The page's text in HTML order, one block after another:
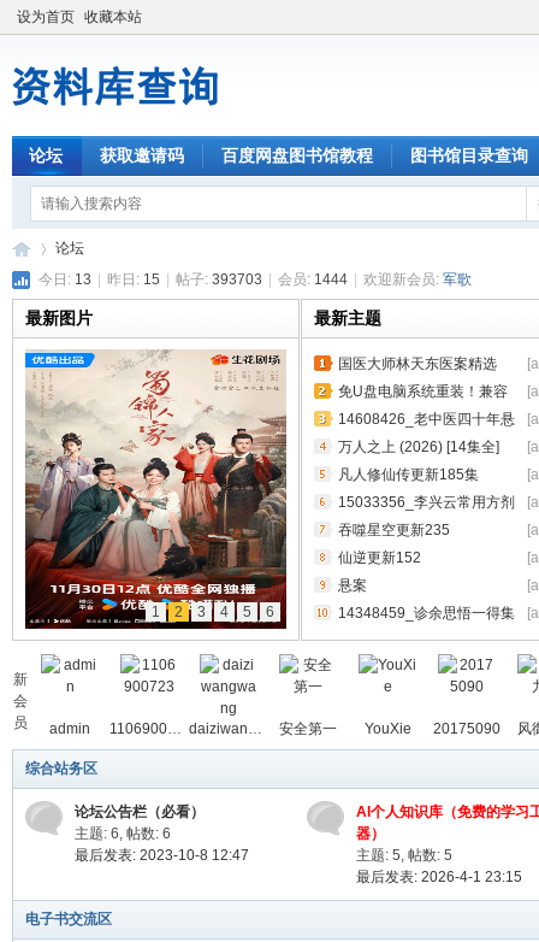
设为首页 收藏本站
论坛 获取邀请码 百度网盘图书馆教程 图书馆目录查询
资 »
论坛
今日: 13 昨日: 15 帖子: 393703 会员: 1444 欢迎新会员: 军歌
最新图片
1 2 3 4 5 6
最新主题
国医大师林天东医案精选
518848.epu
免U盘电脑系统重装！兼容
Windows 7 至 11 全系列系统
14608426_老中医四十年悬
壶手记 一位基层郎中的中医人
_978753
万人之上 (2026) [14集全]
[4K臻彩] [内嵌简中]
凡人修仙传更新185集
15033356_李兴云常用方剂
验案集_9787515222318.pdf
吞噬星空更新235
仙逆更新152
悬案
14348459_诊余思悟一得集
_9787117258661.pdf
新
会
员
admin 1106900723 daiziwangwang 安全第一 YouXie 20175090 风
综合站务区
论坛公告栏（必看）
主题: 6, 帖数: 6
最后发表: 2023-10-8 12:47
AI个人知识库（免费的学习
器）
主题: 5, 帖数: 5
最后发表: 2026-4-1 23:15
电子书交流区